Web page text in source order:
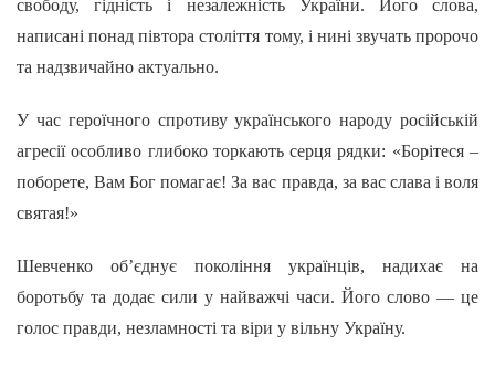
свободу, гідність і незалежність України. Його слова,
написані понад півтора століття тому, і нині звучать пророчо
та надзвичайно актуально.
У час героїчного спротиву українського народу російській
агресії особливо глибоко торкають серця рядки: «Борітеся –
поборете, Вам Бог помагає! За вас правда, за вас слава і воля
святая!»
Шевченко об’єднує покоління українців, надихає на
боротьбу та додає сили у найважчі часи. Його слово — це
голос правди, незламності та віри у вільну Україну.